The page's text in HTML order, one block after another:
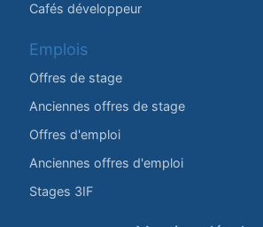
Cafés développeur
Emplois
Offres de stage
Anciennes offres de stage
Offres d'emploi
Anciennes offres d'emploi
Stages 3IF